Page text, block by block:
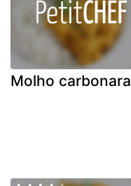
Molho carbonara